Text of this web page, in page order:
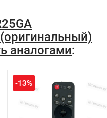
аналогами:
-13%